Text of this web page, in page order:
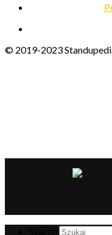
© 2019-2023